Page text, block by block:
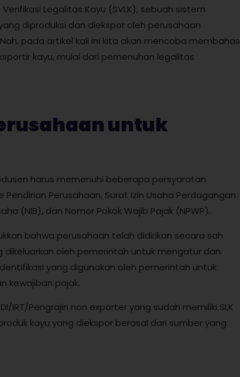
Legalitas Kayu (SVLK), sebuah sistem
diproduksi dan diekspor oleh perusahaan
pada artikel kali ini kita akan mencoba membahas
kayu, mulai dari pemenuhan legalitas
untuk
harus memenuhi beberapa persyaratan
Perusahaan, Surat Izin Usaha Perdagangan
(NIB), dan Nomor Pokok Wajib Pajak (NPWP).
bahwa perusahaan telah didirikan secara sah
dikeluarkan oleh pemerintah untuk mengatur dan
yang digunakan oleh pemerintah untuk
kewajiban pajak.
IRT/Pengrajin non exporter yang sudah memiliki SLK
kayu yang diekspor berasal dari sumber yang